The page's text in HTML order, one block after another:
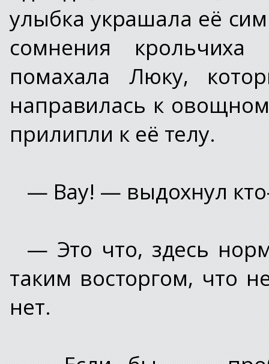
улыбка украшала её
сомнения крольчиха
помахала Люку,
направилась к
прилипли к её телу.
— Вау! — выдохнул
— Это что, здесь
таким восторгом, что
нет.